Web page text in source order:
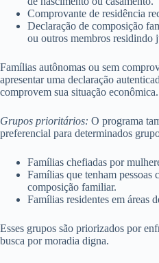
Comprovante de residência
Declaração de composição
ou outros membros residindo
Famílias autônomas ou sem
apresentar uma declaração
comprovem sua situação econômica.
Grupos prioritários: O programa
preferencial para determinados
Famílias chefiadas por
Famílias que tenham pessoas
composição familiar.
Famílias residentes em áreas
Esses grupos são priorizados por
busca por moradia digna.